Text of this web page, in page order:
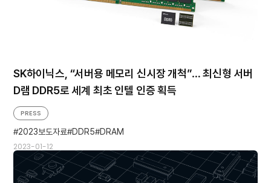
SK하이닉스, “서버용 메모리 신시장 개척”… 최신형 서버
D램 DDR5로 세계 최초 인텔 인증 획득
2023-01-12
PRESS
2023보도자료 DDR5 DRAM